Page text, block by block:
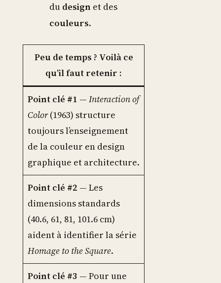
du design et des
couleurs.
Peu de temps ? Voilà ce
qu’il faut retenir :
Point clé #1 — Interaction of
Color(1963) structure
toujours l’enseignement
de la couleur en design
graphique et architecture.
Point clé #2 — Les
dimensions standards
(40.6, 61, 81, 101.6 cm)
aident à identifier la série
Homage to the Square.
Point clé #3 — Pour une